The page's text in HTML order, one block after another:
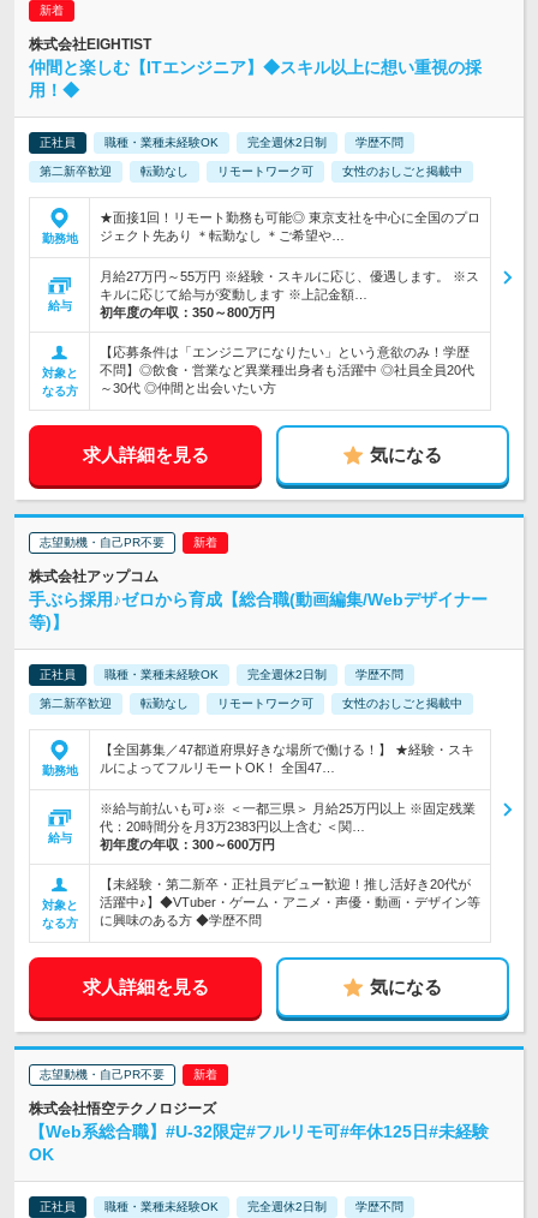
株式会社EIGHTIST
仲間と楽しむ【ITエンジニア】◆スキル以上に想い重視の採
用！◆
正社員 職種・業種未経験OK 完全週休2日制 学歴不問
第二新卒歓迎 転勤なし リモートワーク可 女性のおしごと掲載中
勤務地
★面接1回！リモート勤務も可能◎ 東京支社を中心に全国のプロ
ジェクト先あり ＊転勤なし ＊ご希望や…
給与
月給27万円～55万円 ※経験・スキルに応じ、優遇します。 ※ス
キルに応じて給与が変動します ※上記金額…
初年度の年収： 350～800万円
対象と
なる方
【応募条件は「エンジニアになりたい」という意欲のみ！学歴
不問】◎飲食・営業など異業種出身者も活躍中 ◎社員全員20代
～30代 ◎仲間と出会いたい方
求人詳細を見る 気になる
志望動機・自己PR不要
株式会社アップコム
手ぶら採用♪ゼロから育成【総合職(動画編集/Webデザイナー
等)】
正社員 職種・業種未経験OK 完全週休2日制 学歴不問
第二新卒歓迎 転勤なし リモートワーク可 女性のおしごと掲載中
勤務地
【全国募集／47都道府県好きな場所で働ける！】 ★経験・スキ
ルによってフルリモートOK！ 全国47…
給与
※給与前払いも可♪※ ＜一都三県＞ 月給25万円以上 ※固定残業
代：20時間分を月3万2383円以上含む ＜関…
初年度の年収： 300～600万円
対象と
なる方
【未経験・第二新卒・正社員デビュー歓迎！推し活好き20代が
活躍中♪】◆VTuber・ゲーム・アニメ・声優・動画・デザイン等
に興味のある方 ◆学歴不問
求人詳細を見る 気になる
志望動機・自己PR不要
株式会社悟空テクノロジーズ
【Web系総合職】#U-32限定#フルリモ可#年休125日#未経験
OK
正社員 職種・業種未経験OK 完全週休2日制 学歴不問